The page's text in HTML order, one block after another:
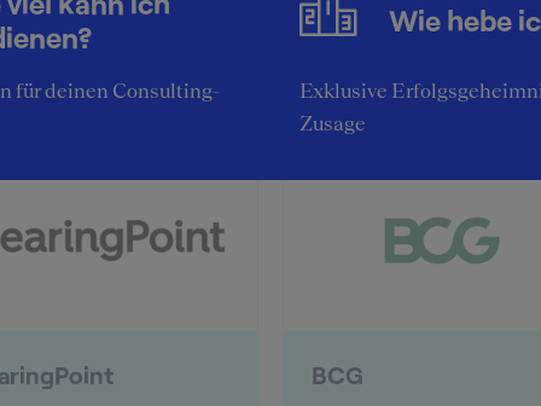
Top-Unternehmensberatungen
Deloitte
für deinen Consulting-
Wie hebe
Exklusive
Zusage